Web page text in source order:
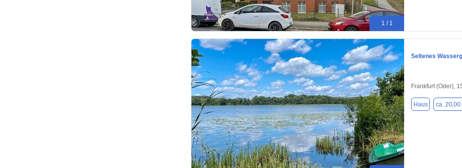
1 / 1
Seltenes
Frankfurt (Oder),
Haus ca. 20,00